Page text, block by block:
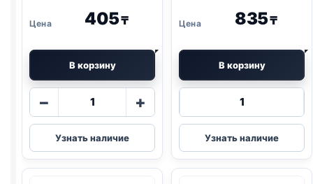
405₸
В корзину
−
Количество
TitBit
(ГОВЯДИНА,
КУРАГА)
+
Узнать наличие
835₸
В корзину
Количество
TitBit
косточки
(ГОВЯДИНА)
Узнать наличие